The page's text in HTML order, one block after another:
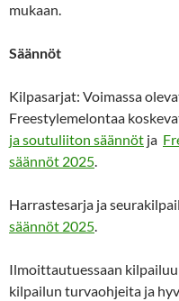
mukaan.
Säännöt
Kilpasarjat: Voimassa
Freestylemelontaa
ja soutuliiton säännöt ja
säännöt 2025.
Harrastesarja ja
säännöt 2025.
Ilmoittautuessaan
kilpailun turvaohjeita ja